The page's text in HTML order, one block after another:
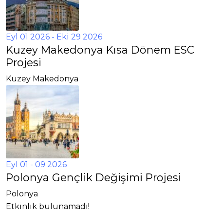
Eyl 01 2026 - Eki 29 2026
Kuzey Makedonya Kısa Dönem ESC
Projesi
Kuzey Makedonya
Eyl 01 - 09 2026
Polonya Gençlik Değişimi Projesi
Polonya
Etkinlik bulunamadı!